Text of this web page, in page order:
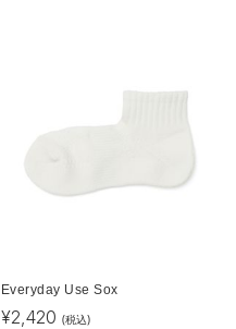
Everyday Use Sox
¥2,420 (税込)